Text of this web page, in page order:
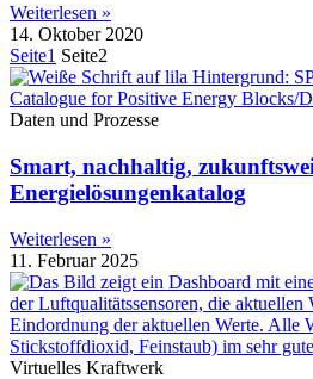
Weiterlesen »
14. Oktober 2020
Seite1 Seite2
Daten und Prozesse
Smart, nachhaltig,
Energielösungenkatalog
Weiterlesen »
11. Februar 2025
Virtuelles Kraftwerk